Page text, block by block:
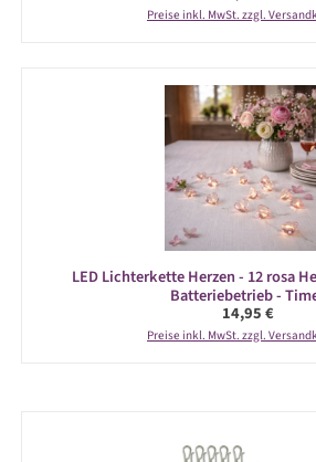
Preise inkl. MwSt. zzgl.
LED Lichterkette Herzen - 12 rosa
Batteriebetrieb -
Regulärer Preis:
14,95 €
Preise inkl. MwSt. zzgl.